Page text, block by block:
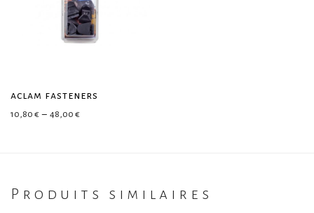
aclam fasteners
10,80 € – 48,00 €Plage de prix : 10,80 € à 48,00 €
Produits similaires